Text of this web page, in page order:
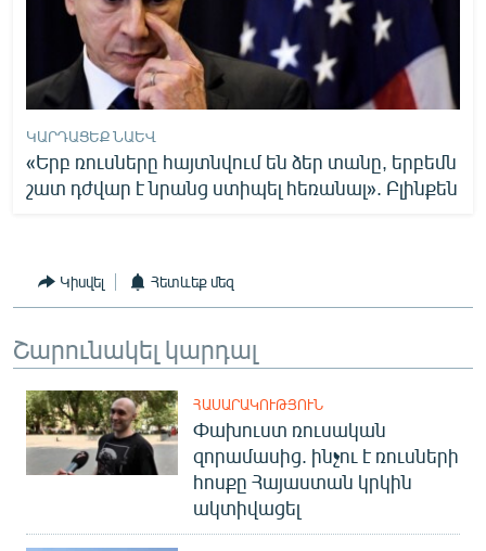
ԿԱՐԴԱՑԵՔ ՆԱԵՎ
«Երբ ռուսները հայտնվում են ձեր տանը, երբեմն
շատ դժվար է նրանց ստիպել հեռանալ». Բլինքեն
Կիսվել Հետևեք մեզ
Շարունակել կարդալ
ՀԱՍԱՐԱԿՈՒԹՅՈՒՆ
Փախուստ ռուսական
զորամասից. ինչու է ռուսների
հոսքը Հայաստան կրկին
ակտիվացել